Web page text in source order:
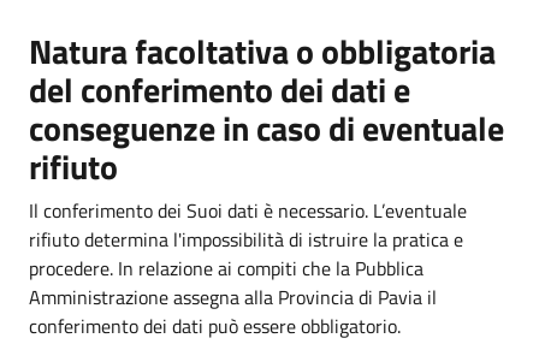
Natura facoltativa o obbligatoria
del conferimento dei dati e
conseguenze in caso di eventuale
rifiuto
Il conferimento dei Suoi dati è necessario. L’eventuale
rifiuto determina l'impossibilità di istruire la pratica e
procedere. In relazione ai compiti che la Pubblica
Amministrazione assegna alla Provincia di Pavia il
conferimento dei dati può essere obbligatorio.